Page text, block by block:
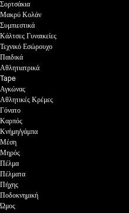
Σορτσάκια
Μακρύ Κολάν
Συμπιεστικά
Κάλτσες Γυναικείες
Τεχνικό Εσώρουχο
Παιδικά
Αθλητιατρικά
Tape
Αγκώνας
Αθλητικές Κρέμες
Γόνατο
Καρπός
Κνήμη/γάμπα
Μέση
Μηρός
Πέλμα
Πέλματα
Πήχης
Ποδοκνημική
Ώμος